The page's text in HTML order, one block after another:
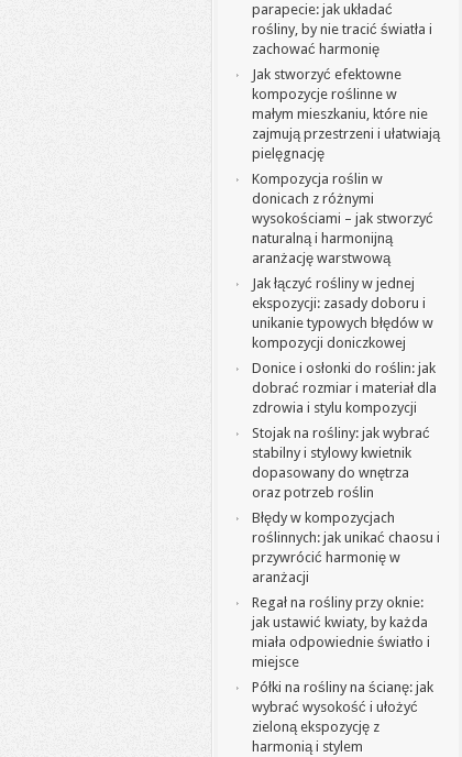
parapecie: jak układać
rośliny, by nie tracić światła i
zachować harmonię
Jak stworzyć efektowne
kompozycje roślinne w
małym mieszkaniu, które nie
zajmują przestrzeni i ułatwiają
pielęgnację
Kompozycja roślin w
donicach z różnymi
wysokościami – jak stworzyć
naturalną i harmonijną
aranżację warstwową
Jak łączyć rośliny w jednej
ekspozycji: zasady doboru i
unikanie typowych błędów w
kompozycji doniczkowej
Donice i osłonki do roślin: jak
dobrać rozmiar i materiał dla
zdrowia i stylu kompozycji
Stojak na rośliny: jak wybrać
stabilny i stylowy kwietnik
dopasowany do wnętrza
oraz potrzeb roślin
Błędy w kompozycjach
roślinnych: jak unikać chaosu i
przywrócić harmonię w
aranżacji
Regał na rośliny przy oknie:
jak ustawić kwiaty, by każda
miała odpowiednie światło i
miejsce
Półki na rośliny na ścianę: jak
wybrać wysokość i ułożyć
zieloną ekspozycję z
harmonią i stylem